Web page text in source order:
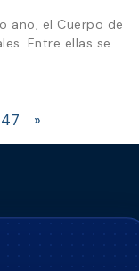
año, el Cuerpo de
Entre ellas se
47 »